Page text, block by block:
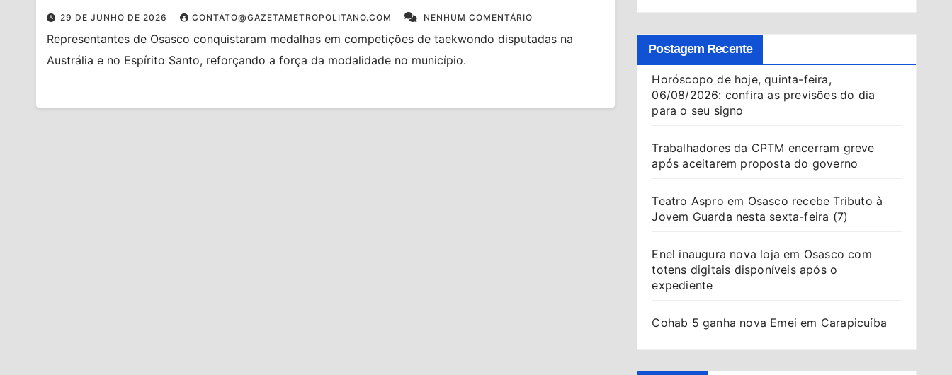
29 DE JUNHO DE 2026 CONTATO@GAZETAMETROPOLITANO.COM NENHUM COMENTÁRIO
Representantes de Osasco conquistaram medalhas em competições de taekwondo disputadas na
Austrália e no Espírito Santo, reforçando a força da modalidade no município.
Postagem Recente
Horóscopo de hoje, quinta-feira,
06/08/2026: confira as previsões do dia
para o seu signo
Trabalhadores da CPTM encerram greve
após aceitarem proposta do governo
Teatro Aspro em Osasco recebe Tributo à
Jovem Guarda nesta sexta-feira (7)
Enel inaugura nova loja em Osasco com
totens digitais disponíveis após o
expediente
Cohab 5 ganha nova Emei em Carapicuíba